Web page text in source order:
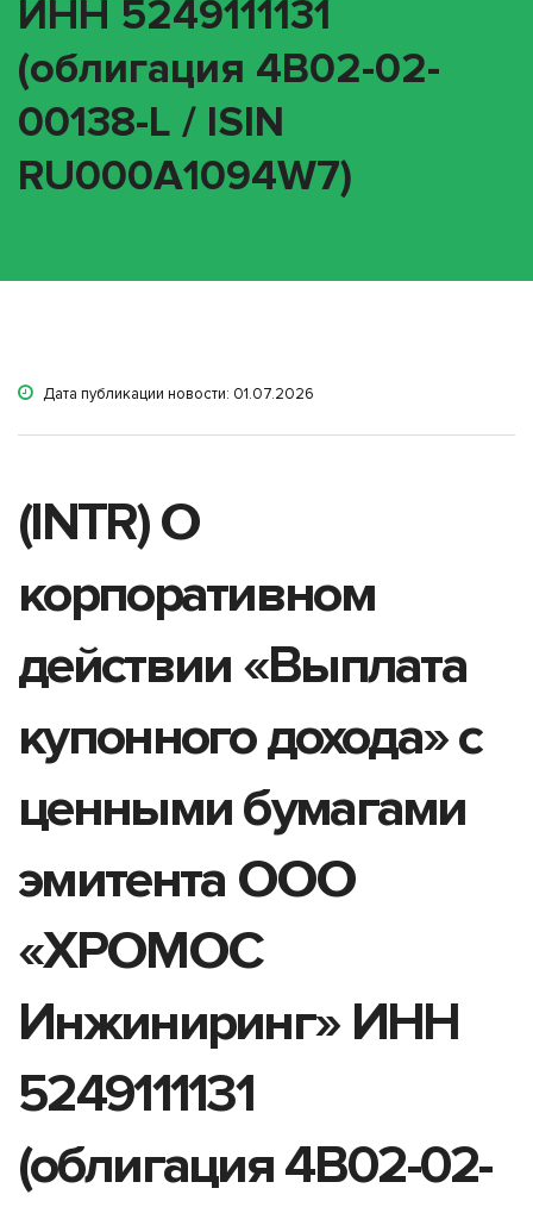
ИНН 5249111131
(облигация 4B02-02-
00138-L / ISIN
RU000A1094W7)
Дата публикации новости: 01.07.2026
(INTR) О
корпоративном
действии «Выплата
купонного дохода» с
ценными бумагами
эмитента ООО
«ХРОМОС
Инжиниринг» ИНН
5249111131
(облигация 4B02-02-